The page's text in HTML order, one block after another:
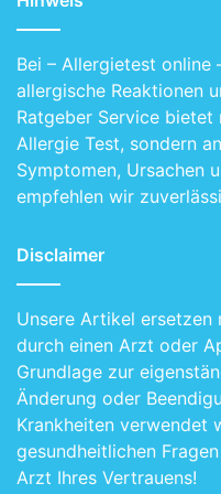
einen guten Anlass, Ihre
verbessern.
Was also kann es sein?
sind noch nicht ganz
kratzen sich. Sie
plötzlichen Juckreiz zu
Wie können Sie mit
umgehen?
Nun, zunächst einmal
Technik empfehlen.
Sie gerade tun halten
hinein, was gerade los
tiefe Atemzüge,
die einfachste Methode,
Bei – Allergietest online
allergische Reaktionen
Ratgeber Service
Allergie Test, sondern
Symptomen, Ursachen
empfehlen wir
Disclaimer
Unsere Artikel ersetzen
durch einen Arzt oder
Grundlage zur
Änderung oder
Krankheiten verwendet
gesundheitlichen
Arzt Ihres Vertrauens!